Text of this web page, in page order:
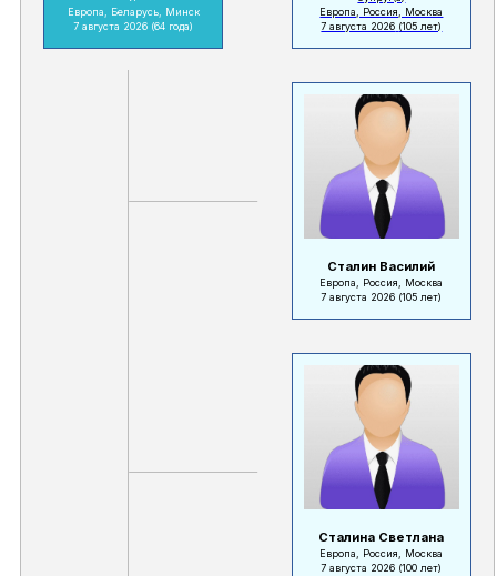
Европа, Беларусь, Минск
7 августа 2026 (64 года)
Европа, Россия, Москва
7 августа 2026 (105 лет)
Сталин Василий
Европа, Россия, Москва
7 августа 2026 (105 лет)
Сталина Светлана
Европа, Россия, Москва
7 августа 2026 (100 лет)